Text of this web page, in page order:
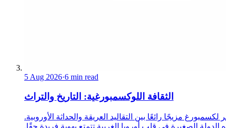
5 Aug 2026·6 min read
الثقافة اللوكسمبورغية: التاريخ والتراث
لكسمبورغ مزيجًا رائعًا بين التقاليد العريقة والحداثة الأوروبية.
الدولة الصغيرة في قلب أوروبا الغربية تتمتع بهوية فريدة حقًا.